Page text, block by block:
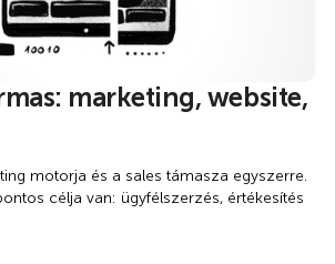
marketing, website,
motorja és a sales támasza egyszerre.
célja van: ügyfélszerzés, értékesítés